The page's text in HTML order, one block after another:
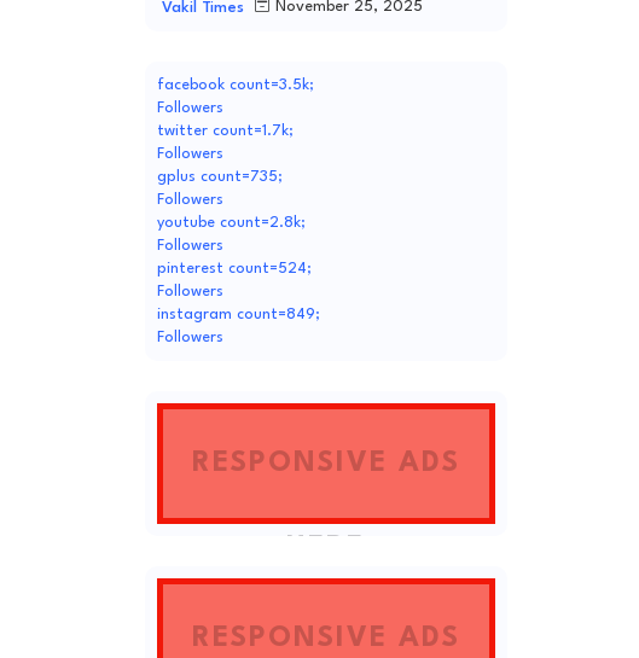
Vakil Times November 25, 2025
facebook count=3.5k;
Followers
twitter count=1.7k;
Followers
gplus count=735;
Followers
youtube count=2.8k;
Followers
pinterest count=524;
Followers
instagram count=849;
Followers
RESPONSIVE ADS
RESPONSIVE ADS